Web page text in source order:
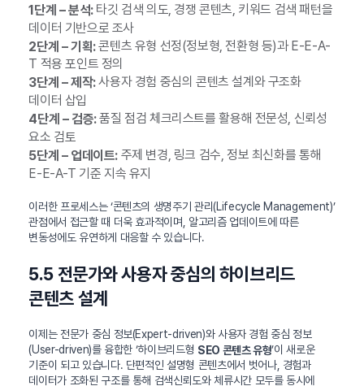
1단계 – 분석:타깃 검색 의도, 경쟁 콘텐츠, 키워드 검색 패턴을
데이터 기반으로 조사
2단계 – 기획:콘텐츠 유형 선정(정보형, 전환형 등)과 E-E-A-
T 적용 포인트 정의
3단계 – 제작:사용자 경험 중심의 콘텐츠 설계와 구조화
데이터 삽입
4단계 – 검증:품질 점검 체크리스트를 활용해 전문성, 신뢰성
요소 검토
5단계 – 업데이트:주제 변경, 링크 검수, 정보 최신화를 통해
E-E-A-T 기준 지속 유지
이러한 프로세스는 ‘콘텐츠의 생명주기 관리(Lifecycle Management)’
관점에서 접근할 때 더욱 효과적이며, 알고리즘 업데이트에 따른
변동성에도 유연하게 대응할 수 있습니다.
5.5 전문가와 사용자 중심의 하이브리드
콘텐츠 설계
이제는 전문가 중심 정보(Expert-driven)와 사용자 경험 중심 정보
(User-driven)를 융합한 ‘하이브리드형 SEO 콘텐츠 유형’이 새로운
기준이 되고 있습니다. 단편적인 설명형 콘텐츠에서 벗어나, 경험과
데이터가 조화된 구조를 통해 검색신뢰도와 체류시간 모두를 동시에